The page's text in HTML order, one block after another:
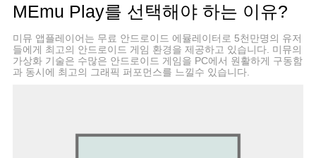
MEmu Play를 선택해야 하는 이유?
미뮤 앱플레이어는 무료 안드로이드 에뮬레이터로 5천만명의 유저
들에게 최고의 안드로이드 게임 환경을 제공하고 있습니다. 미뮤의
가상화 기술은 수많은 안드로이드 게임을 PC에서 원활하게 구동함
과 동시에 최고의 그래픽 퍼포먼스를 느낄수 있습니다.